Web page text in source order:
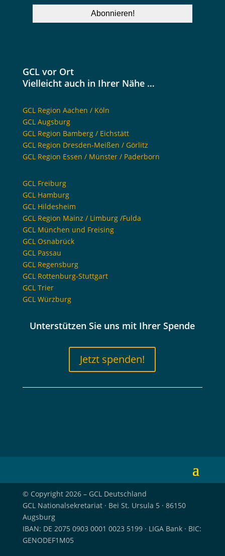
GCL vor Ort
Vielleicht auch in Ihrer Nähe …
GCL Region Aachen / Köln
GCL Augsburg
GCL Region Bamberg / Eichstätt
GCL Region Dresden-Meißen / Görlitz
GCL Region Essen / Münster / Paderborn
GCL Freiburg
GCL Hamburg
GCL Hildesheim
GCL Region Mainz / Limburg /Fulda
GCL München und Freising
GCL Osnabrück
GCL Passau
GCL Regensburg
GCL Rottenburg-Stuttgart
GCL Trier
GCL Würzburg
Unterstützen Sie uns mit Ihrer Spende
Jetzt spenden!
© Copyright 2026 – GCL Deutschland
GCL Nationalsekretariat · Bei St. Ursula 5 · 86150
Augsburg
IBAN: DE 2075 0903 0001 0023 5199 · LIGA Bank · BIC:
GENODEF1M05